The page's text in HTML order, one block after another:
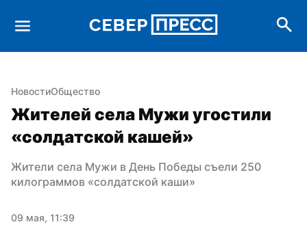
НовостиОбщество
Жителей села Мужи угостили
«солдатской кашей»
Жители села Мужи в День Победы съели 250
килограммов «солдатской каши»
09 мая, 11:39